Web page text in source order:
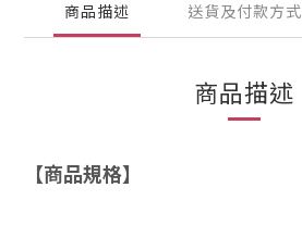
商品描述 送貨及付款方式
商品描述
【商品規格】